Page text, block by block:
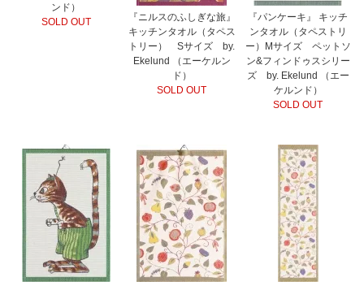
ンド）
SOLD OUT
『ニルスのふしぎな旅』
キッチンタオル（タペス
トリー） Sサイズ by.
Ekelund （エーケルン
ド）
SOLD OUT
『パンケーキ』 キッチ
ンタオル（タペストリ
ー）Mサイズ ペットソ
ン&フィンドゥスシリー
ズ by. Ekelund （エー
ケルンド）
SOLD OUT